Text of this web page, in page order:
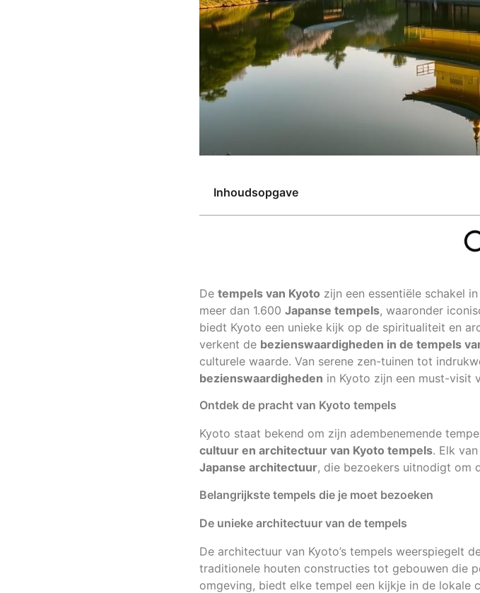
Inhoudsopgave
De tempels van Kyoto zijn een essentiële schakel
meer dan 1.600 Japanse tempels, waaronder
biedt Kyoto een unieke kijk op de spiritualiteit en
verkent de bezienswaardigheden in de tempels
culturele waarde. Van serene zen-tuinen tot
bezienswaardigheden in Kyoto zijn een must-visit
Ontdek de pracht van Kyoto tempels
Kyoto staat bekend om zijn adembenemende
cultuur en architectuur van Kyoto tempels. Elk
Japanse architectuur, die bezoekers uitnodigt om
Belangrijkste tempels die je moet bezoeken
De unieke architectuur van de tempels
De architectuur van Kyoto’s tempels weerspiegelt
traditionele houten constructies tot gebouwen die
omgeving, biedt elke tempel een kijkje in de lokale